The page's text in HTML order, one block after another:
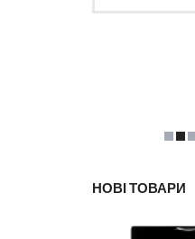
НОВІ ТОВАРИ